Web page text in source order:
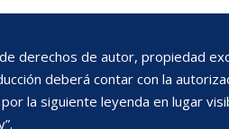
derechos de autor, propiedad
deberá contar con la
la siguiente leyenda en lugar